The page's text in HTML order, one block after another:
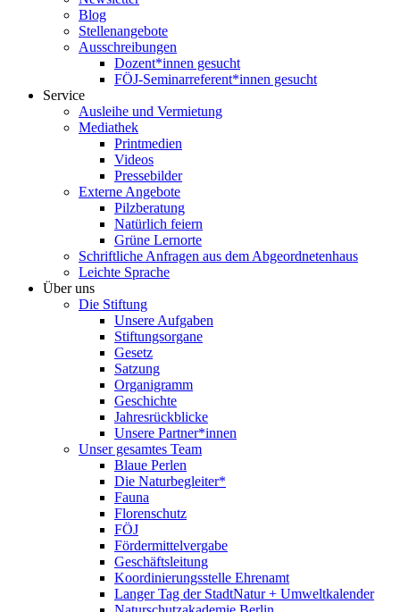
Blog
Stellenangebote
Ausschreibungen
Dozent*innen gesucht
FÖJ-Seminarreferent*innen gesucht
Service
Ausleihe und Vermietung
Mediathek
Printmedien
Videos
Pressebilder
Externe Angebote
Pilzberatung
Natürlich feiern
Grüne Lernorte
Schriftliche Anfragen aus dem Abgeordnetenhaus
Leichte Sprache
Über uns
Die Stiftung
Unsere Aufgaben
Stiftungsorgane
Gesetz
Satzung
Organigramm
Geschichte
Jahresrückblicke
Unsere Partner*innen
Unser gesamtes Team
Blaue Perlen
Die Naturbegleiter*
Fauna
Florenschutz
FÖJ
Fördermittelvergabe
Geschäftsleitung
Koordinierungsstelle Ehrenamt
Langer Tag der StadtNatur + Umweltkalender